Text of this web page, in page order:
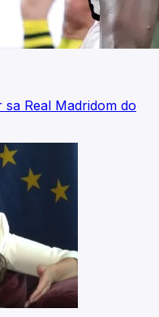
Real Madridom do